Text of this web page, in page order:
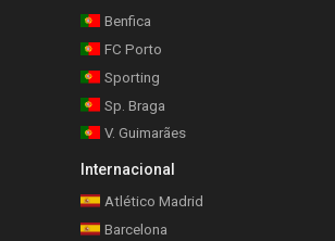
Benfica
FC Porto
Sporting
Sp. Braga
V. Guimarães
Internacional
Atlético Madrid
Barcelona